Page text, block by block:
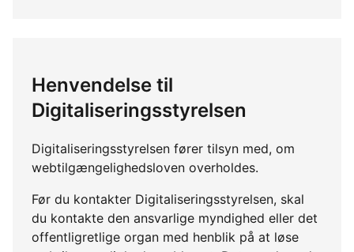
Henvendelse til
Digitaliseringsstyrelsen
Digitaliseringsstyrelsen fører tilsyn med, om
webtilgængelighedsloven overholdes.
Før du kontakter Digitaliseringsstyrelsen, skal
du kontakte den ansvarlige myndighed eller det
offentligretlige organ med henblik på at løse